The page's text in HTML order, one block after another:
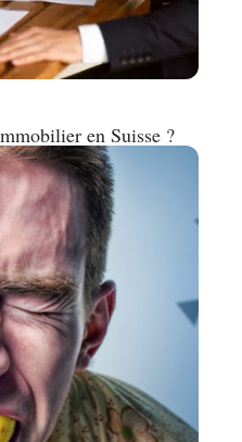
en Suisse ?